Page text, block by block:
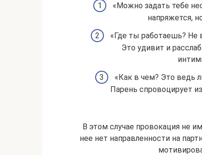
«Можно задать тебе
напряжется,
«Где ты работаешь? Не
Это удивит и
«Как в чем? Это ведь
Парень спровоцирует
В этом случае провокация не
нее нет направленности на